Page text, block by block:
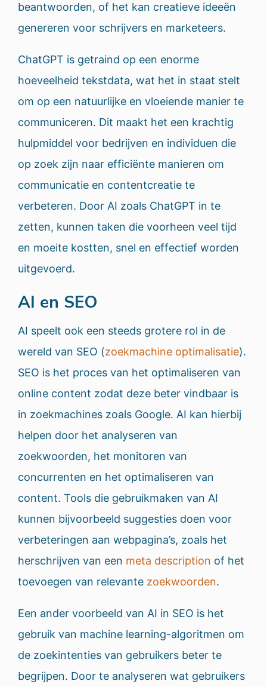
beantwoorden, of het kan creatieve ideeën
genereren voor schrijvers en marketeers.
ChatGPT is getraind op een enorme
hoeveelheid tekstdata, wat het in staat stelt
om op een natuurlijke en vloeiende manier te
communiceren. Dit maakt het een krachtig
hulpmiddel voor bedrijven en individuen die
op zoek zijn naar efficiënte manieren om
communicatie en contentcreatie te
verbeteren. Door AI zoals ChatGPT in te
zetten, kunnen taken die voorheen veel tijd
en moeite kostten, snel en effectief worden
uitgevoerd.
AI en SEO
AI speelt ook een steeds grotere rol in de
wereld van SEO (zoekmachine optimalisatie).
SEO is het proces van het optimaliseren van
online content zodat deze beter vindbaar is
in zoekmachines zoals Google. AI kan hierbij
helpen door het analyseren van
zoekwoorden, het monitoren van
concurrenten en het optimaliseren van
content. Tools die gebruikmaken van AI
kunnen bijvoorbeeld suggesties doen voor
verbeteringen aan webpagina’s, zoals het
herschrijven van een meta description of het
toevoegen van relevante zoekwoorden.
Een ander voorbeeld van AI in SEO is het
gebruik van machine learning-algoritmen om
de zoekintenties van gebruikers beter te
begrijpen. Door te analyseren wat gebruikers